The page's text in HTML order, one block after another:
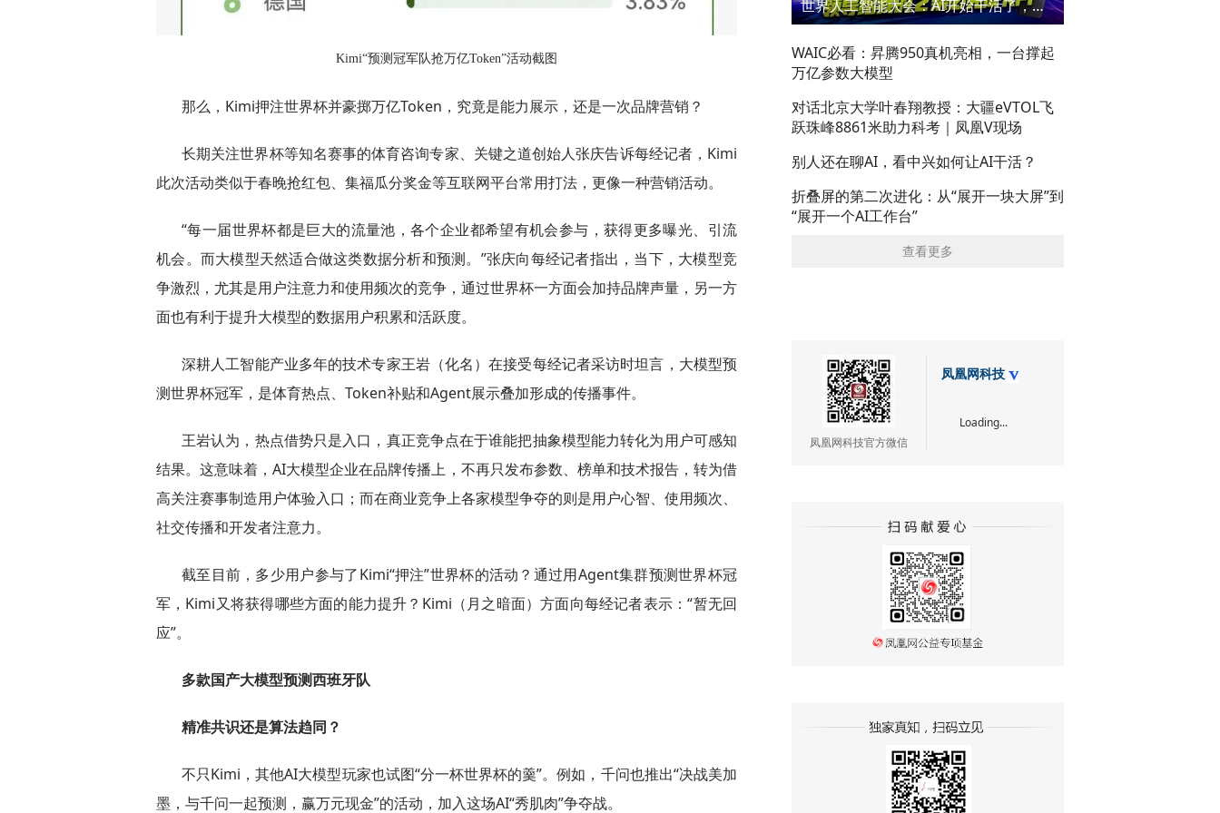
Kimi“预测冠军队抢万亿Token”活动截图
那么，Kimi押注世界杯并豪掷万亿Token，究竟是能力展示，还是一次品牌营销？
长期关注世界杯等知名赛事的体育咨询专家、关键之道创始人张庆告诉每经记者，Kimi
此次活动类似于春晚抢红包、集福瓜分奖金等互联网平台常用打法，更像一种营销活动。
“每一届世界杯都是巨大的流量池，各个企业都希望有机会参与，获得更多曝光、引流
机会。而大模型天然适合做这类数据分析和预测。”张庆向每经记者指出，当下，大模型竞
争激烈，尤其是用户注意力和使用频次的竞争，通过世界杯一方面会加持品牌声量，另一方
面也有利于提升大模型的数据用户积累和活跃度。
深耕人工智能产业多年的技术专家王岩（化名）在接受每经记者采访时坦言，大模型预
测世界杯冠军，是体育热点、Token补贴和Agent展示叠加形成的传播事件。
王岩认为，热点借势只是入口，真正竞争点在于谁能把抽象模型能力转化为用户可感知
结果。这意味着，AI大模型企业在品牌传播上，不再只发布参数、榜单和技术报告，转为借
高关注赛事制造用户体验入口；而在商业竞争上各家模型争夺的则是用户心智、使用频次、
社交传播和开发者注意力。
截至目前，多少用户参与了Kimi“押注”世界杯的活动？通过用Agent集群预测世界杯冠
军，Kimi又将获得哪些方面的能力提升？Kimi（月之暗面）方面向每经记者表示：“暂无回
应”。
多款国产大模型预测西班牙队
精准共识还是算法趋同？
不只Kimi，其他AI大模型玩家也试图“分一杯世界杯的羹”。例如，千问也推出“决战美加
墨，与千问一起预测，赢万元现金”的活动，加入这场AI“秀肌肉”争夺战。
世界人工智能大会：AI开始干活了，但到底干的怎么样？萌新闯WAIC
WAIC必看：昇腾950真机亮相，一台撑起
万亿参数大模型
对话北京大学叶春翔教授：大疆eVTOL飞
跃珠峰8861米助力科考｜凤凰V现场
别人还在聊AI，看中兴如何让AI干活？
折叠屏的第二次进化：从“展开一块大屏”到
“展开一个AI工作台”
查看更多
凤凰网科技官方微信
凤凰网科技
Loading...